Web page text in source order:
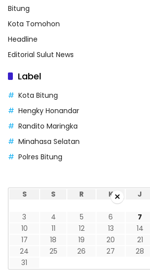
Bitung
Kota Tomohon
Headline
Editorial Sulut News
Label
Kota Bitung
Hengky Honandar
Randito Maringka
Minahasa Selatan
Polres Bitung
S
S R K J
3
4 5 6 7
10
11 12 13 14
17
18 19 20 21
24
25 26 27 28
31
×